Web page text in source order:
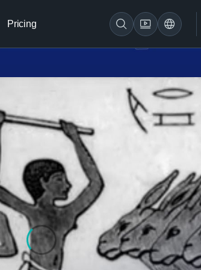
Pricing